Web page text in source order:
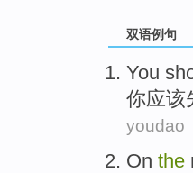
双语例句
You
你应该
youdao
On the